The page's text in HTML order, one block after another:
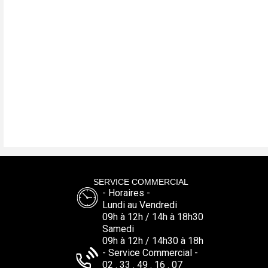
SERVICE COMMERCIAL
- Horaires -
Lundi au Vendredi
09h à 12h / 14h à 18h30
Samedi
09h à 12h / 14h30 à 18h
- Service Commercial -
02 . 33 . 49 . 16 . 07